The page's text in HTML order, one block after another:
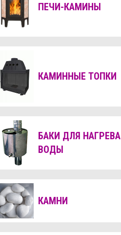
ПЕЧИ-КАМИНЫ
КАМИННЫЕ ТОПКИ
БАКИ ДЛЯ НАГРЕВА
ВОДЫ
КАМНИ